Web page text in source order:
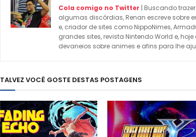
Cola comigo no Twitter | Buscando
algumas discórdias, Renan escreve sobre
e, criador de sites como NippoNimes,
grandes sites, revista Nintendo World e,
devaneios sobre animes e afins para lhe
TALVEZ VOCÊ GOSTE DESTAS POSTAGENS